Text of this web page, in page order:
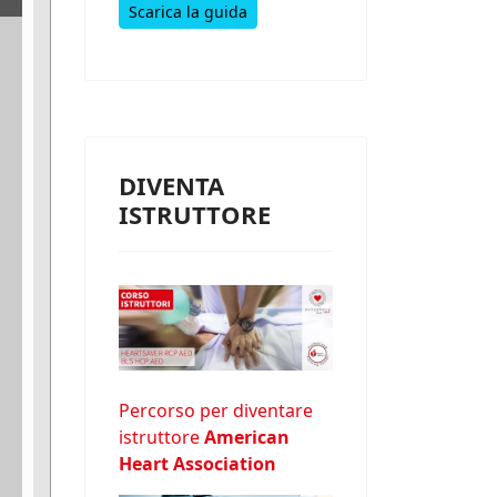
Scarica la guida
DIVENTA
ISTRUTTORE
Percorso per diventare
istruttoreAmerican
Heart Association